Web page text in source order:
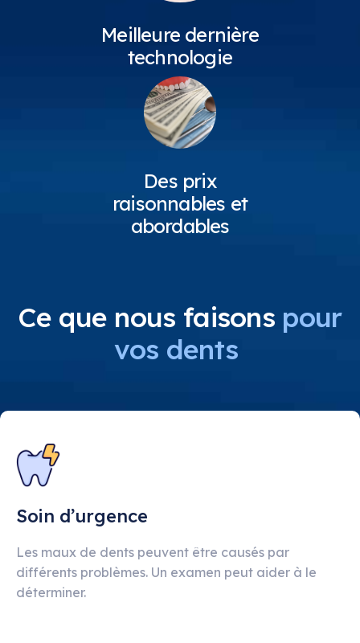
Meilleure dernière
technologie
Des prix
raisonnables et
abordables
Ce que nous faisons pour
vos dents
Soin d’urgence
Les maux de dents peuvent être causés par
différents problèmes. Un examen peut aider à le
déterminer.